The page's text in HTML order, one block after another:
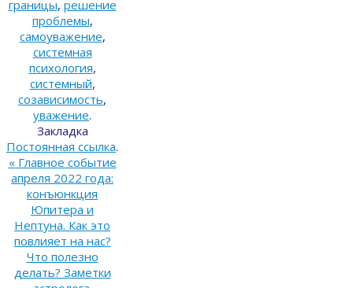
границы, решение
проблемы,
самоуважение,
системная
психология,
системный,
созависимость,
уважение.
Закладка
Постоянная ссылка.
«Главное событие
апреля 2022 года:
конъюнкция
Юпитера и
Нептуна. Как это
повлияет на нас?
Что полезно
делать? Заметки